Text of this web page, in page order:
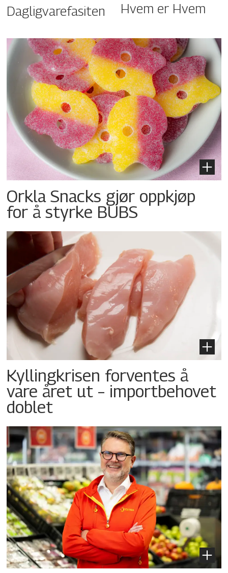
Dagligvarefasiten Hvem er Hvem
Orkla Snacks gjør oppkjøp
for å styrke BUBS
Kyllingkrisen forventes å
vare året ut – importbehovet
doblet